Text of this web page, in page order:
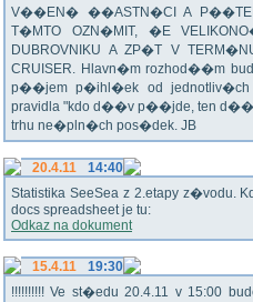
V��EN� ��ASTN�CI A
T�MTO OZN�MIT, �E
DUBROVNIKU A ZP�T V
CRUISER. Hlavn�m rozhod��m
p��jem p�ihl�ek od
pravidla "kdo d��v p��jde, ten
trhu ne�pln�ch pos�dek. JB
20.4.11
14:40
Statistika SeeSea z 2.etapy z�vodu.
docs spreadsheet je tu:
Odkaz na dokument
15.4.11
19:30
!!!!!!!!!! Ve st�edu 20.4.11 v 15:00